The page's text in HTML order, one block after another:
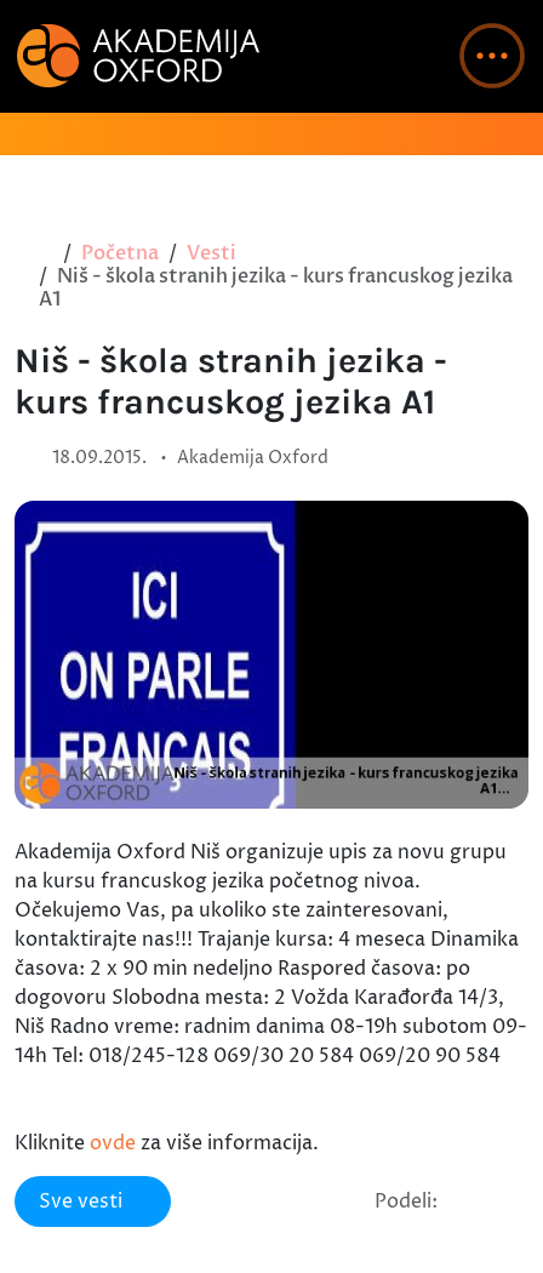
Početna
Vesti
Niš - škola stranih jezika - kurs francuskog jezika
A1
Niš - škola stranih jezika -
kurs francuskog jezika A1
18.09.2015. • Akademija Oxford
Akademija Oxford Niš organizuje upis za novu grupu
na kursu francuskog jezika početnog nivoa.
Očekujemo Vas, pa ukoliko ste zainteresovani,
kontaktirajte nas!!! Trajanje kursa: 4 meseca Dinamika
časova: 2 x 90 min nedeljno Raspored časova: po
dogovoru Slobodna mesta: 2 Vožda Karađorđa 14/3,
Niš Radno vreme: radnim danima 08-19h subotom 09-
14h Tel: 018/245-128 069/30 20 584 069/20 90 584
Kliknite ovde za više informacija.
Sve vesti Podeli: